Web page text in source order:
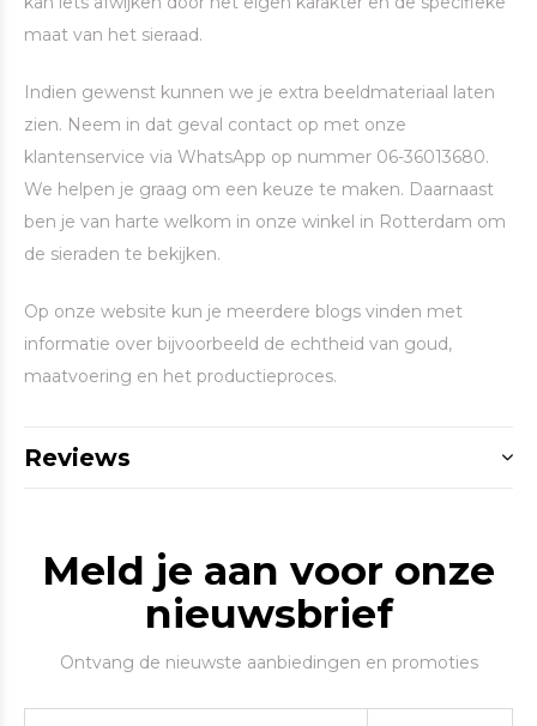
maat van het sieraad.
Indien gewenst kunnen we je extra beeldmateriaal laten
zien. Neem in dat geval contact op met onze
klantenservice via WhatsApp op nummer 06-36013680.
We helpen je graag om een keuze te maken. Daarnaast
ben je van harte welkom in onze winkel in Rotterdam om
de sieraden te bekijken.
Op onze website kun je meerdere blogs vinden met
informatie over bijvoorbeeld de echtheid van goud,
maatvoering en het productieproces.
Reviews
Meld je aan voor onze
nieuwsbrief
Ontvang de nieuwste aanbiedingen en promoties